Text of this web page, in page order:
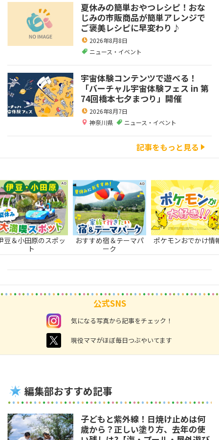
夏休みの簡単おやつレシピ！おな
じみの市販商品が簡単アレンジで
ご褒美レシピに早変わり♪
2026年8月8日
ニュース・イベント
宇宙体験コンテンツで遊べる！
「バーチャル宇宙体験フェス in 第
74回橋本七夕まつり」開催
2026年8月7日
神奈川県
ニュース・イベント
記事をもっと見る
豆＆小田原のスポッ
ト
おすすめ宿＆テーマパ
ーク
ポケモンおでかけ情
公式SNS
instagram 気になる写真から記事をチェック！
twitter 現役ママがほぼ毎日つぶやいてます
編集部おすすめ記事
子どもと紫外線！日焼け止めは何
歳から？正しい塗り方、去年の使